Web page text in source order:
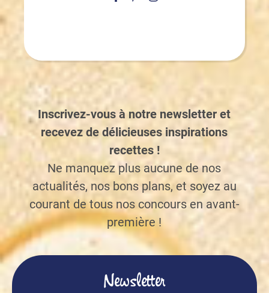
Inscrivez-vous à notre newsletter et
recevez de délicieuses inspirations
recettes !
Ne manquez plus aucune de nos
actualités, nos bons plans, et soyez au
courant de tous nos concours en avant-
première !
Newsletter